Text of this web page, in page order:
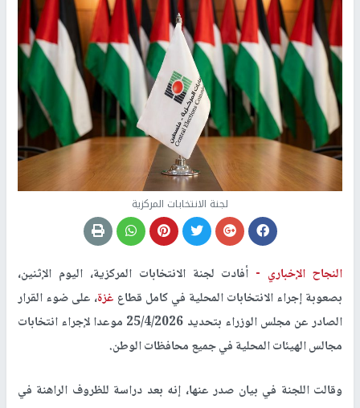
لجنة الانتخابات المركزية
النجاح الإخباري - أفادت لجنة الانتخابات المركزية، اليوم الإثنين،
بصعوبة إجراء الانتخابات المحلية في كامل قطاع غزة، على ضوء القرار
الصادر عن مجلس الوزراء بتحديد 25/4/2026 موعدا لإجراء انتخابات
مجالس الهيئات المحلية في جميع محافظات الوطن.
وقالت اللجنة في بيان صدر عنها، إنه بعد دراسة للظروف الراهنة في